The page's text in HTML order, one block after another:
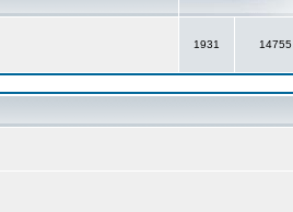
1931 14755